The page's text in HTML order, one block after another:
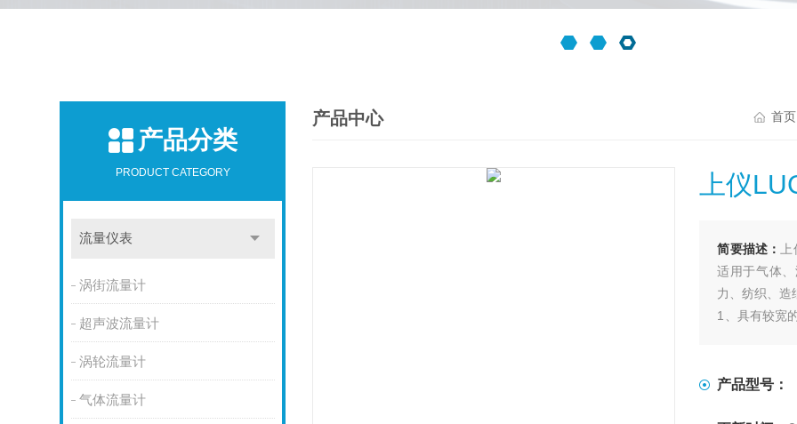
产品分类
PRODUCT CATEGORY
流量仪表
涡街流量计
超声波流量计
涡轮流量计
气体流量计
产品中心 首页
上仪
简要描述：
适用于气体
力、纺织、造
1、具有较宽
2、结构简单
产品型号：